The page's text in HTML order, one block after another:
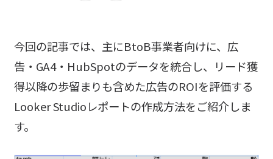
今回の記事では、主にBtoB事業者向けに、広
告・GA4・HubSpotのデータを統合し、リード獲
得以降の歩留まりも含めた広告のROIを評価する
Looker Studioレポートの作成方法をご紹介しま
す。